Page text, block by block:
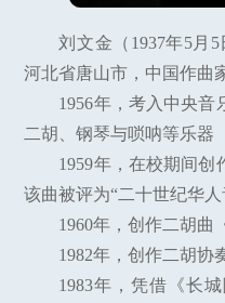
刘文金（1937年5月
河北省唐山市，中国作曲
1956年，考入中央音
二胡、钢琴与唢呐等乐器
1959年，在校期间创
该曲被评为“二十世纪华
1960年，创作二胡曲
1982年，创作二胡协
1983年，凭借《长